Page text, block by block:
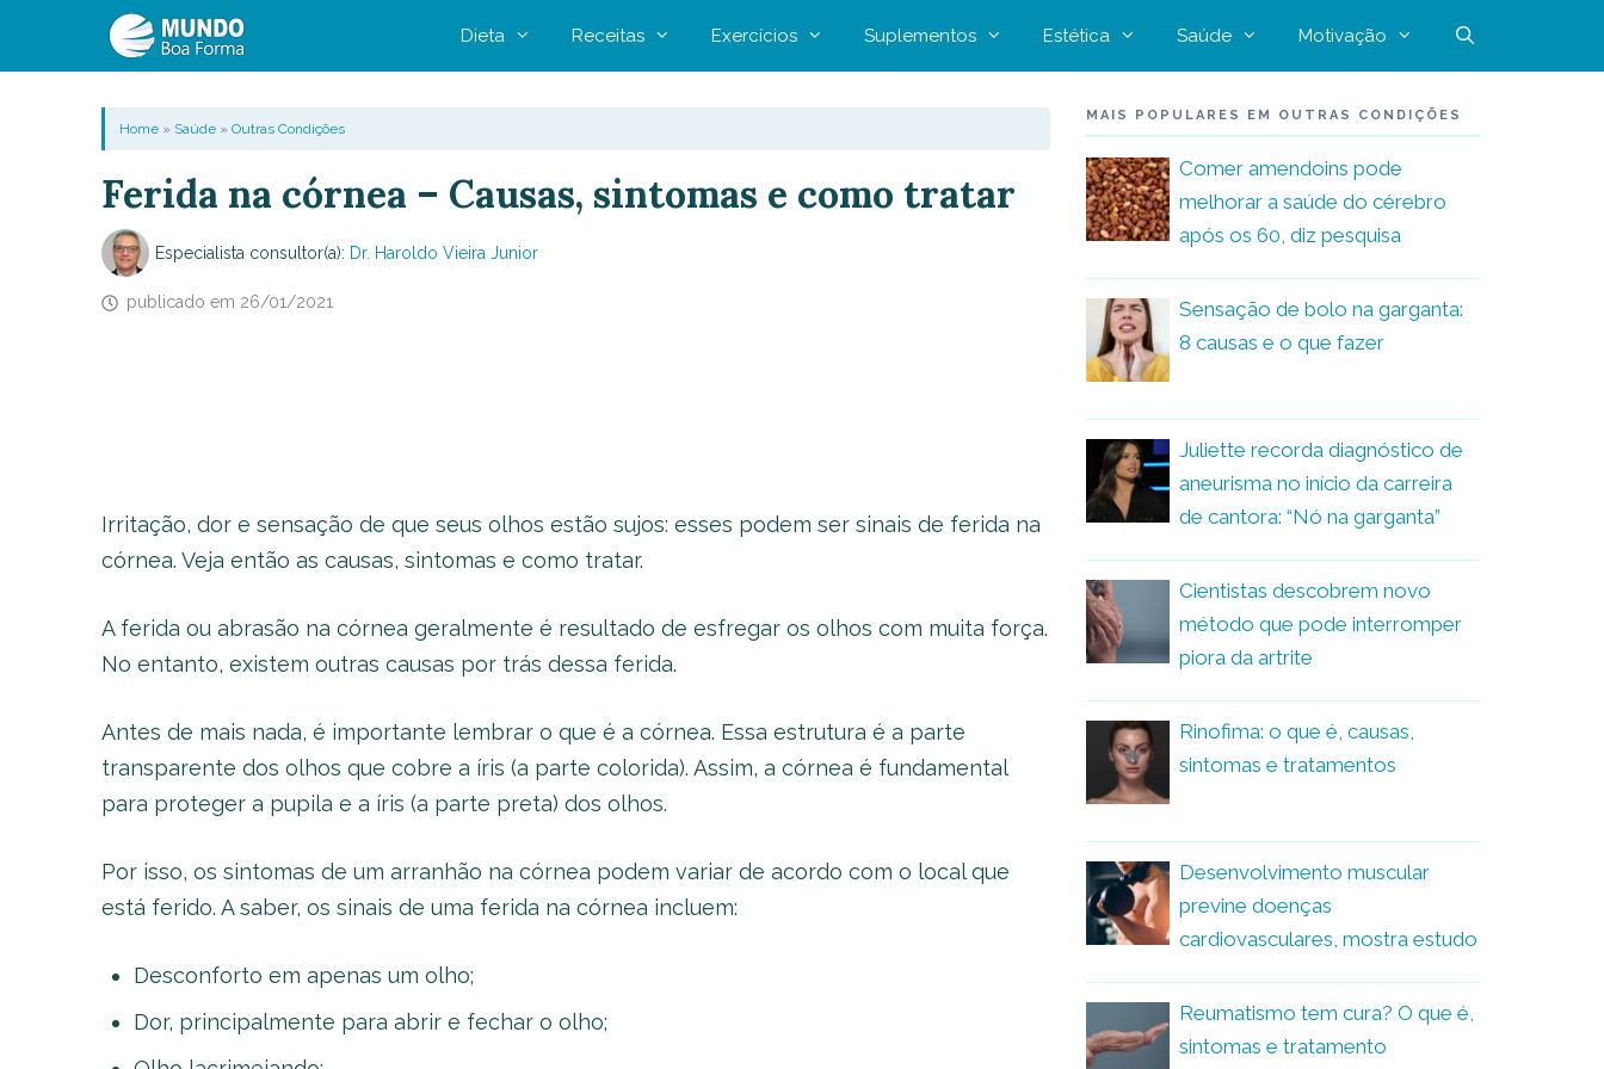
Dieta Receitas Exercícios Suplementos Estética Saúde Motivação
Home» Saúde» Outras Condições
Ferida na córnea – Causas, sintomas e como tratar
Especialista consultor(a): Dr. Haroldo Vieira Junior
publicado em 26/01/2021
Irritação, dor e sensação de que seus olhos estão sujos: esses podem ser sinais de ferida na
córnea. Veja então as causas, sintomas e como tratar.
A ferida ou abrasão na córnea geralmente é resultado de esfregar os olhos com muita força.
No entanto, existem outras causas por trás dessa ferida.
Antes de mais nada, é importante lembrar o que é a córnea. Essa estrutura é a parte
transparente dos olhos que cobre a íris (a parte colorida). Assim, a córnea é fundamental
para proteger a pupila e a íris (a parte preta) dos olhos.
Por isso, os sintomas de um arranhão na córnea podem variar de acordo com o local que
está ferido. A saber, os sinais de uma ferida na córnea incluem:
Desconforto em apenas um olho;
Dor, principalmente para abrir e fechar o olho;
MAIS POPULARES EM OUTRAS CONDIÇÕES
Comer amendoins pode
melhorar a saúde do cérebro
após os 60, diz pesquisa
Sensação de bolo na garganta:
8 causas e o que fazer
Juliette recorda diagnóstico de
aneurisma no início da carreira
de cantora: “Nó na garganta”
Cientistas descobrem novo
método que pode interromper
piora da artrite
Rinofima: o que é, causas,
sintomas e tratamentos
Desenvolvimento muscular
previne doenças
cardiovasculares, mostra estudo
Reumatismo tem cura? O que é,
sintomas e tratamento